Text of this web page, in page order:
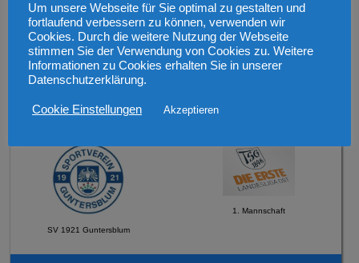
FSV Schneppenhausen
2. Mannschaft
Mittwoch, den 12.08.2026 19:30 Uhr Verbandspokal
SV 1921 Guntersblum
1. Mannschaft
Um unsere Webseite für Sie optimal zu gestalten und
fortlaufend verbessern zu können, verwenden wir
Cookies. Durch die weitere Nutzung der Webseite
stimmen Sie der Verwendung von Cookies zu. Weitere
Informationen zu Cookies erhalten Sie in unserer
Datenschutzerklärung.
Cookie Einstellungen Akzeptieren